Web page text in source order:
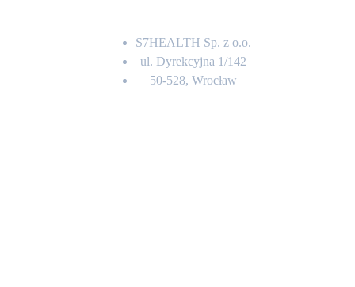
S7HEALTH Sp. z o.o.
ul. Dyrekcyjna 1/142
50-528, Wrocław